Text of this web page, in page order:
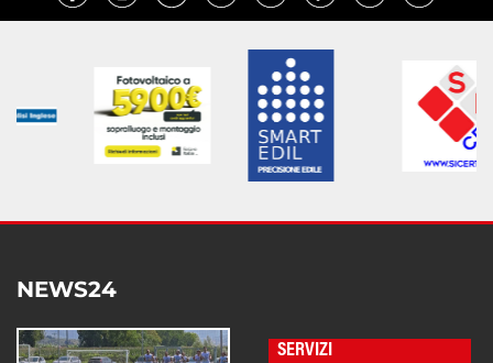
NEWS24
SERVIZI